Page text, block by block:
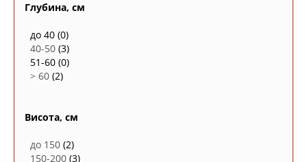
Глубина, см
до 40 (0)
40-50 (3)
51-60 (0)
> 60 (2)
Висота, см
до 150 (2)
150-200 (3)